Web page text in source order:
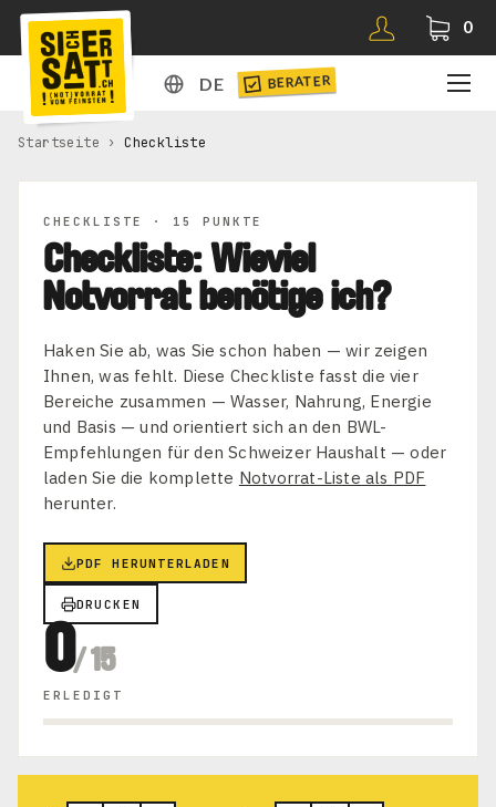
0
DE BERATER
Startseite ›Checkliste
CHECKLISTE · 15 PUNKTE
Checkliste: Wieviel
Notvorrat benötige ich?
Haken Sie ab, was Sie schon haben — wir zeigen
Ihnen, was fehlt. Diese Checkliste fasst die vier
Bereiche zusammen — Wasser, Nahrung, Energie
und Basis — und orientiert sich an den BWL-
Empfehlungen für den Schweizer Haushalt — oder
laden Sie die komplette Notvorrat-Liste als PDF
herunter.
PDF HERUNTERLADEN
DRUCKEN
0/ 15
ERLEDIGT